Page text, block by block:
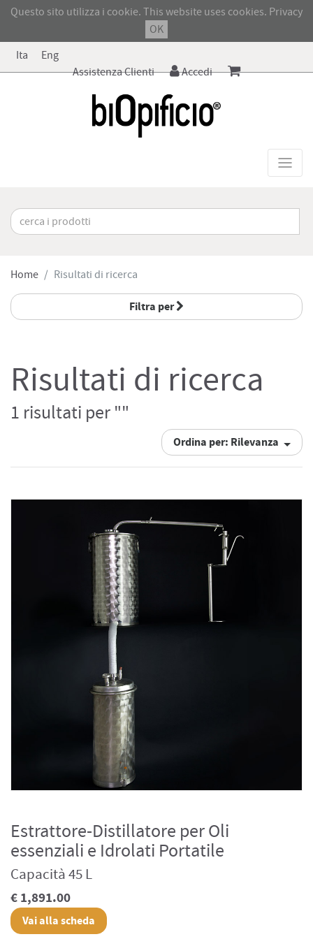
Questo sito utilizza i cookie. This website uses cookies. Privacy
OK
Ita
Eng
Assistenza Clienti
Accedi
Home Risultati di ricerca
Filtra per
Risultati di ricerca
1 risultati per ""
Ordina per: Rilevanza
Estrattore-Distillatore per Oli
essenziali e Idrolati Portatile
Capacità 45 L
€ 1,891.00
Vai alla scheda